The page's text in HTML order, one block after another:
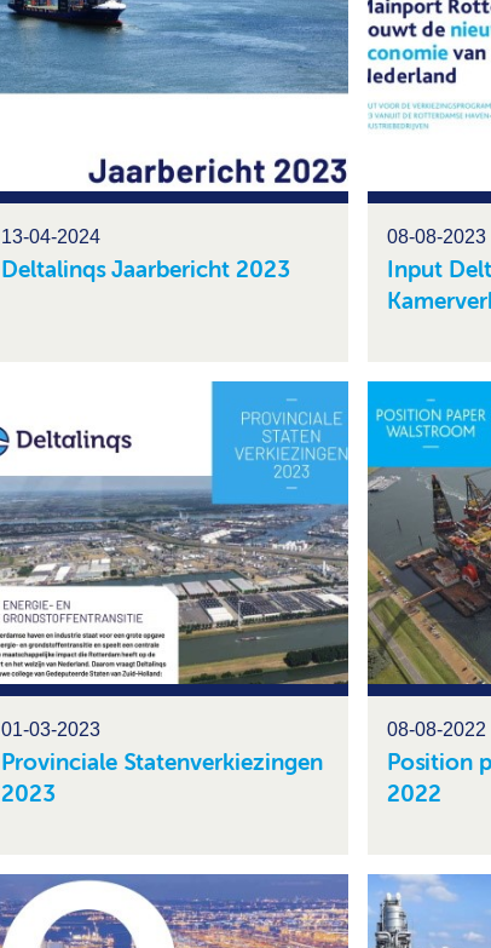
13-04-2024
Deltalinqs Jaarbericht 2023
08-08-2023
Input
01-03-2023
Provinciale Statenverkiezingen
2023
08-08-2022
Position
2022